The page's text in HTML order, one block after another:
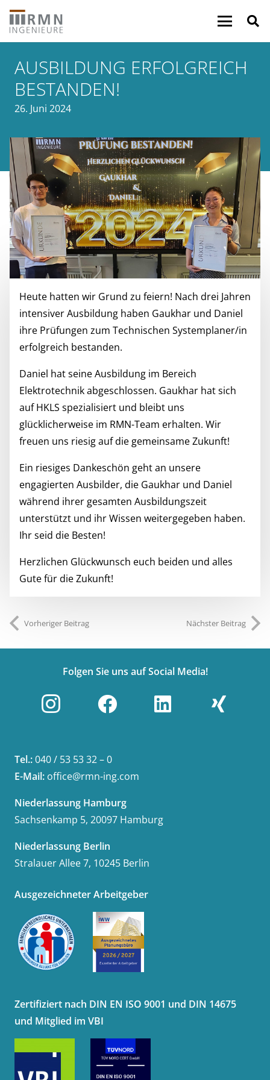
AUSBILDUNG ERFOLGREICH
BESTANDEN!
26. Juni 2024
Heute hatten wir Grund zu feiern! Nach drei Jahren
intensiver Ausbildung haben Gaukhar und Daniel
ihre Prüfungen zum Technischen Systemplaner/in
erfolgreich bestanden.
Daniel hat seine Ausbildung im Bereich
Elektrotechnik abgeschlossen. Gaukhar hat sich
auf HKLS spezialisiert und bleibt uns
glücklicherweise im RMN-Team erhalten. Wir
freuen uns riesig auf die gemeinsame Zukunft!
Ein riesiges Dankeschön geht an unsere
engagierten Ausbilder, die Gaukhar und Daniel
während ihrer gesamten Ausbildungszeit
unterstützt und ihr Wissen weitergegeben haben.
Ihr seid die Besten!
Herzlichen Glückwunsch euch beiden und alles
Gute für die Zukunft!
Vorheriger Beitrag Nächster Beitrag
Folgen Sie uns auf Social Media!
Tel.:040 / 53 53 32 – 0
E-Mail: office@rmn-ing.com
Niederlassung Hamburg
Sachsenkamp 5, 20097 Hamburg
Niederlassung Berlin
Stralauer Allee 7, 10245 Berlin
Ausgezeichneter Arbeitgeber
Zertifiziert nach DIN EN ISO 9001 und DIN 14675
und Mitglied im VBI